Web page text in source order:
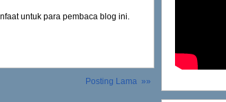
untuk para pembaca blog ini.
Posting Lama »»